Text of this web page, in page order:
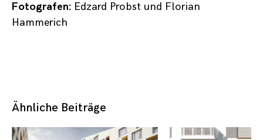
Fotografen: Edzard Probst und Florian
Hammerich
Ähnliche Beiträge